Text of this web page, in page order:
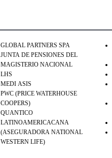
GLOBAL PARTNERS SPA
JUNTA DE PENSIONES DEL
MAGISTERIO NACIONAL
LHS
MEDI ASIS
PWC (PRICE WATERHOUSE
COOPERS)
QUANTICO
LATINOAMERICACANA
(ASEGURADORA NATIONAL
WESTERN LIFE)